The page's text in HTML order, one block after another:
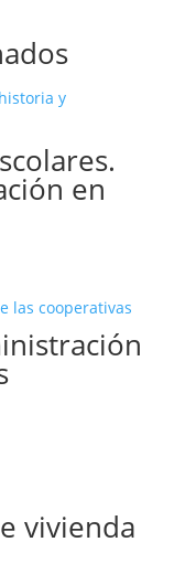
en
vivienda